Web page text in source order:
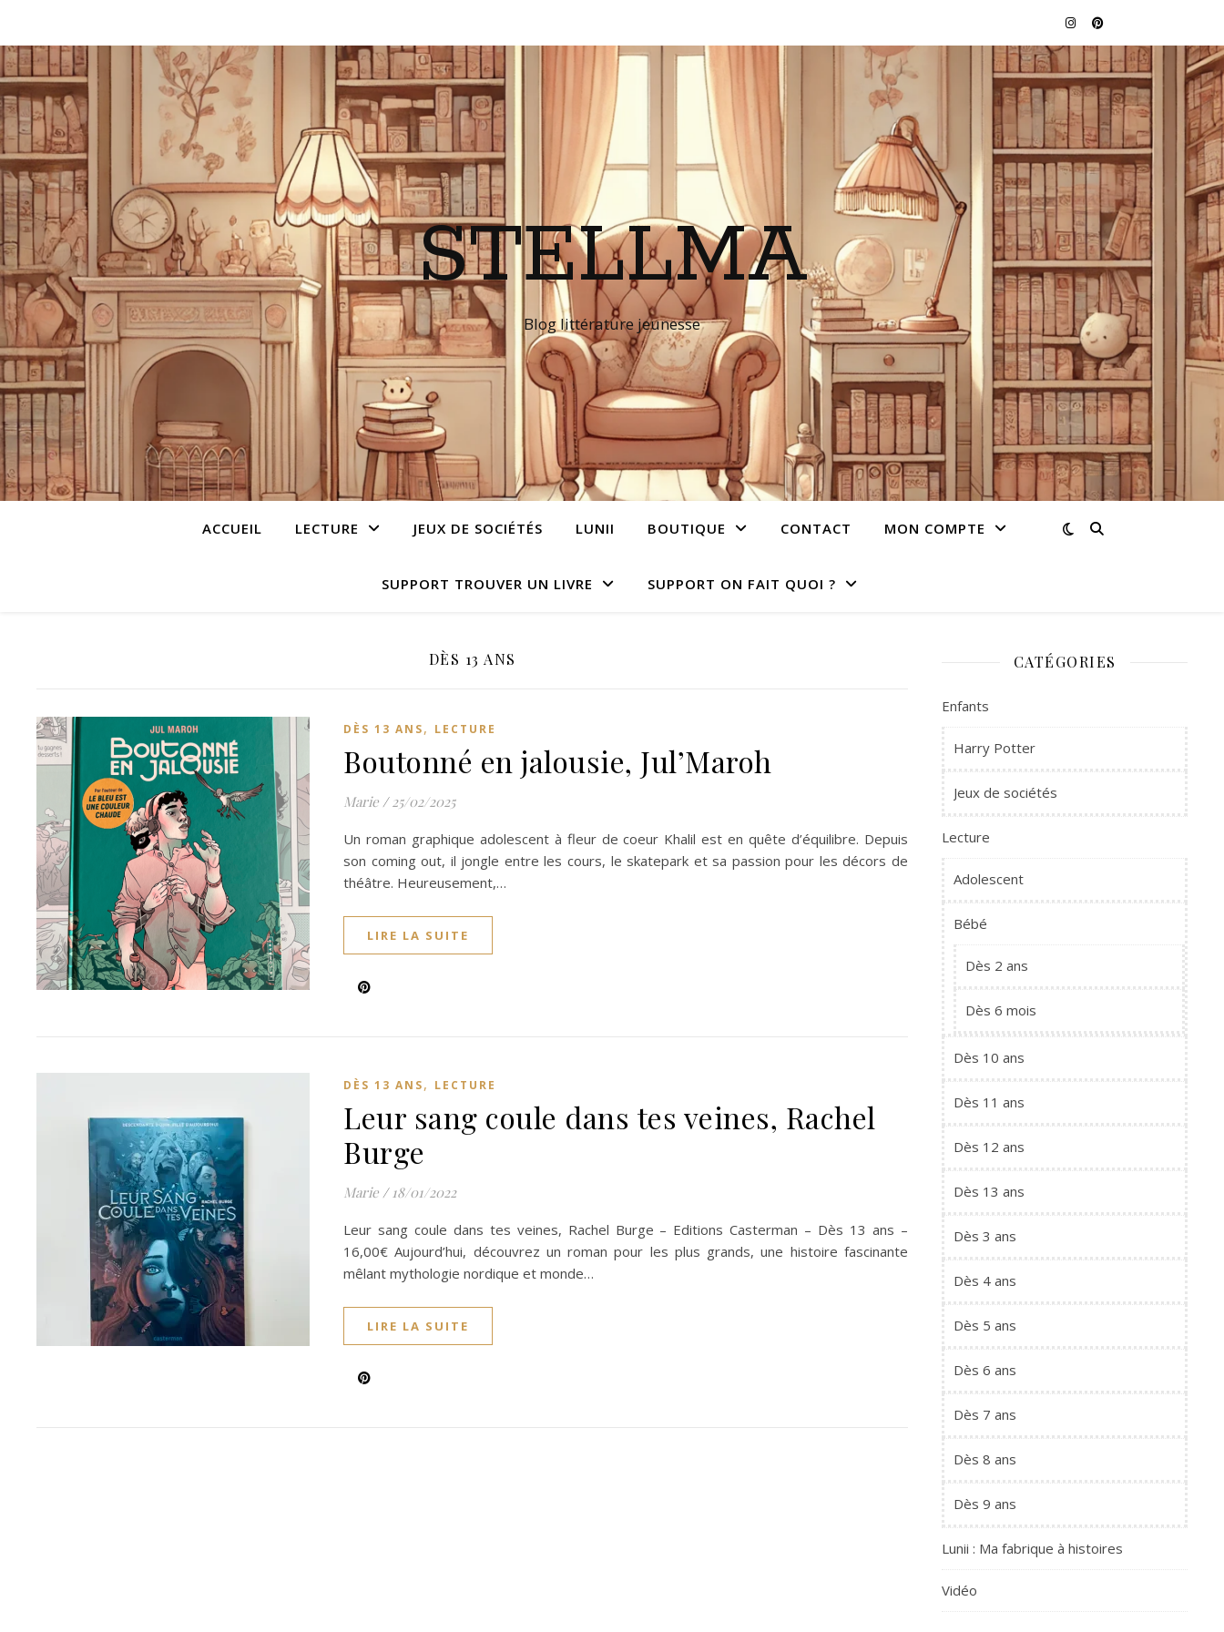
STELLMA
Blog littérature jeunesse
ACCUEIL LECTURE JEUX DE SOCIÉTÉS LUNII BOUTIQUE CONTACT MON COMPTE
SUPPORT TROUVER UN LIVRE SUPPORT ON FAIT QUOI ?
DÈS 13 ANS
DÈS 13 ANS, LECTURE
Boutonné en jalousie, Jul’Maroh
Marie / 25/02/2025
Un roman graphique adolescent à fleur de coeur Khalil est en quête d’équilibre. Depuis
son coming out, il jongle entre les cours, le skatepark et sa passion pour les décors de
théâtre. Heureusement,…
LIRE LA SUITE
DÈS 13 ANS, LECTURE
Leur sang coule dans tes veines, Rachel
Burge
Marie / 18/01/2022
Leur sang coule dans tes veines, Rachel Burge – Editions Casterman – Dès 13 ans –
16,00€ Aujourd’hui, découvrez un roman pour les plus grands, une histoire fascinante
mêlant mythologie nordique et monde…
LIRE LA SUITE
CATÉGORIES
Enfants
Harry Potter
Jeux de sociétés
Lecture
Adolescent
Bébé
Dès 2 ans
Dès 6 mois
Dès 10 ans
Dès 11 ans
Dès 12 ans
Dès 13 ans
Dès 3 ans
Dès 4 ans
Dès 5 ans
Dès 6 ans
Dès 7 ans
Dès 8 ans
Dès 9 ans
Lunii : Ma fabrique à histoires
Vidéo